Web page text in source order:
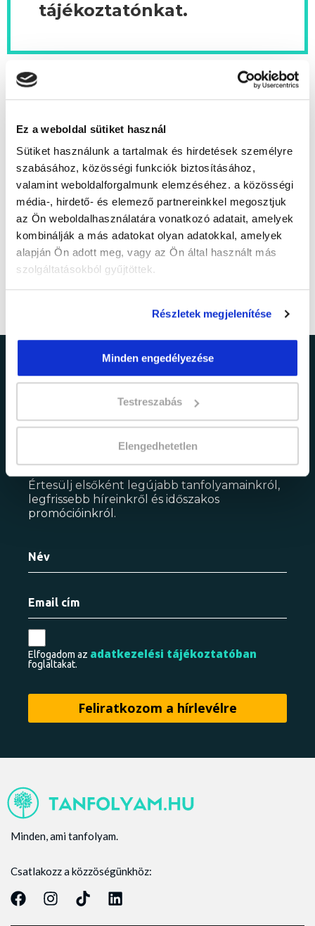
Ez a weboldal sütiket használ
Sütiket használunk a tartalmak és hirdetések személyre
szabásához, közösségi funkciók biztosításához,
valamint weboldalforgalmunk elemzéséhez. a közösségi
média-, hirdető- és elemező partnereinkkel megosztjuk
az Ön weboldalhasználatára vonatkozó adatait, amelyek
kombinálják a más adatokat olyan adatokkal, amelyek
alapján Ön adott meg, vagy az Ön által használt más
szolgáltatásokból gyűjtöttek.
Részletek megjelenítése
Minden engedélyezése
Testreszabás
Elengedhetetlen
tájékoztatónkat.
A keresett tanfolyam megszűnt, de weboldalunkon
rengeteg tanfolyamot találsz! Online, távoktatásos és
levelező képzések várnak Rád. Kattints és jelentkezz!
Smink tanfolyam és szempilla tanfolyam
képzésünket Spirit Akadémia Kft. partnerünk
szervezi.
Ne maradj le a
legfrissebb
információkról!
Értesülj elsőként legújabb tanfolyamainkról,
legfrissebb híreinkről és időszakos
promócióinkról.
Elfogadom az adatkezelési tájékoztatóban
foglaltakat.
Minden, ami tanfolyam.
Csatlakozz a közzöségünkhöz: